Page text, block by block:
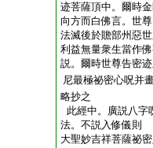
迹菩薩頂中。爾時
向方而白佛言。世
法滅後於贍部州惡
利益無量衆生當作
説。爾時世尊告密
尼最極祕密心呪并
略抄之
此經中。廣説八字
法。不説入修儀則
大聖妙吉祥菩薩祕